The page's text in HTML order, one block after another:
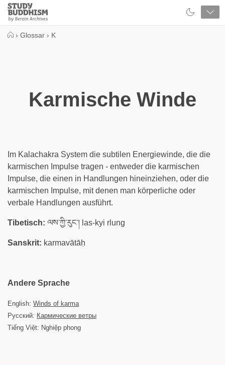
Close
Study
Buddhism
› Glossar › K
Karmische Winde
Im Kalachakra System die subtilen Energiewinde, die die
karmischen Impulse tragen - entweder die karmischen
Impulse, die einen in Handlungen hineinziehen, oder die
karmischen Impulse, mit denen man körperliche oder
verbale Handlungen ausführt.
Tibetisch: ལས་ཀྱི་རུང་། las-kyi rlung
Sanskrit: karmavātāḥ
Andere Sprache
English: Winds of karma
Русский: Кармические ветры
Tiếng Việt: Nghiệp phong